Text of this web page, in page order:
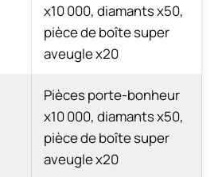
x10 000, diamants x50,
pièce de boîte super
aveugle x20
Pièces porte-bonheur
x10 000, diamants x50,
pièce de boîte super
aveugle x20